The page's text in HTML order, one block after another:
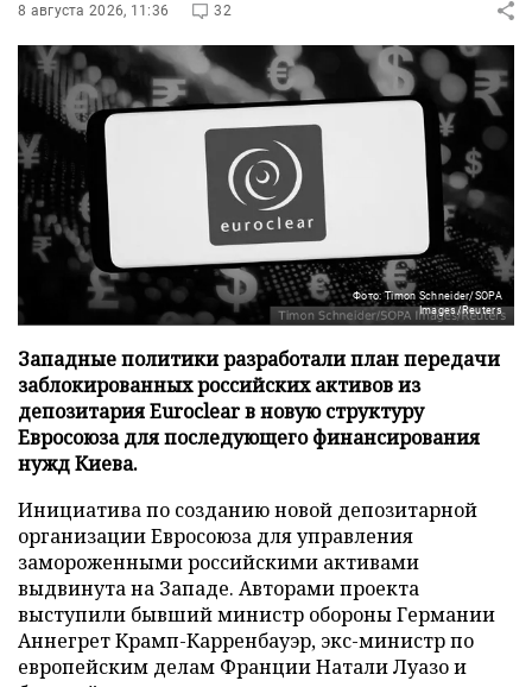
8 августа 2026, 11:36 32
Фото: Timon Schneider/SOPA
Images/Reuters
Западные политики разработали план передачи
заблокированных российских активов из
депозитария Euroclear в новую структуру
Евросоюза для последующего финансирования
нужд Киева.
Инициатива по созданию новой депозитарной
организации Евросоюза для управления
замороженными российскими активами
выдвинута на Западе. Авторами проекта
выступили бывший министр обороны Германии
Аннегрет Крамп-Карренбауэр, экс-министр по
европейским делам Франции Натали Луазо и